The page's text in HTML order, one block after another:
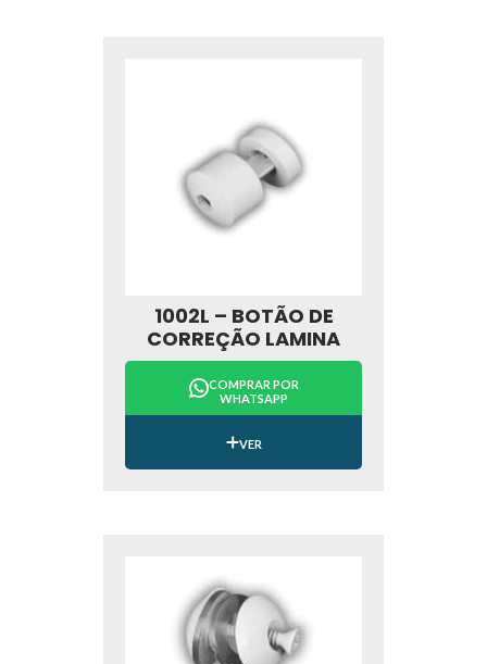
1002L – BOTÃO DE
CORREÇÃO LAMINA
COMPRAR POR
WHATSAPP
VER